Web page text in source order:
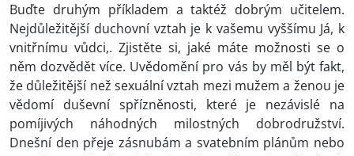
Buďte druhým příkladem a taktéž dobrým učitelem.
Nejdůležitější duchovní vztah je k vašemu vyššímu Já, k
vnitřnímu vůdci,. Zjistěte si, jaké máte možnosti se o
něm dozvědět více. Uvědomění pro vás by měl být fakt,
že důležitější než sexuální vztah mezi mužem a ženou je
vědomí duševní spřízněnosti, které je nezávislé na
pomíjivých náhodných milostných dobrodružství.
Dnešní den přeje zásnubám a svatebním plánům nebo